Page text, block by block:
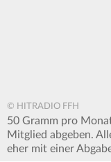
© HITRADIO FFH
50 Gramm pro
Mitglied abgeben.
eher mit einer